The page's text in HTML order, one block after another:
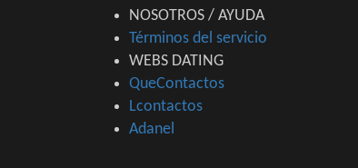
NOSOTROS / AYUDA
Términos del servicio
WEBS DATING
QueContactos
Lcontactos
Adanel